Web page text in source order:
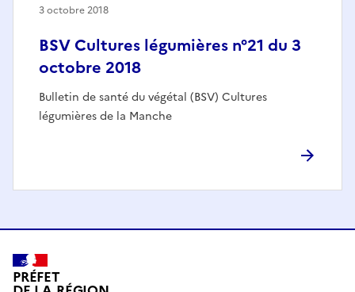
BSV Cultures légumières n°21 du 3
octobre 2018
Bulletin de santé du végétal (BSV) Cultures
légumières de la Manche
3 octobre 2018
PRÉFET